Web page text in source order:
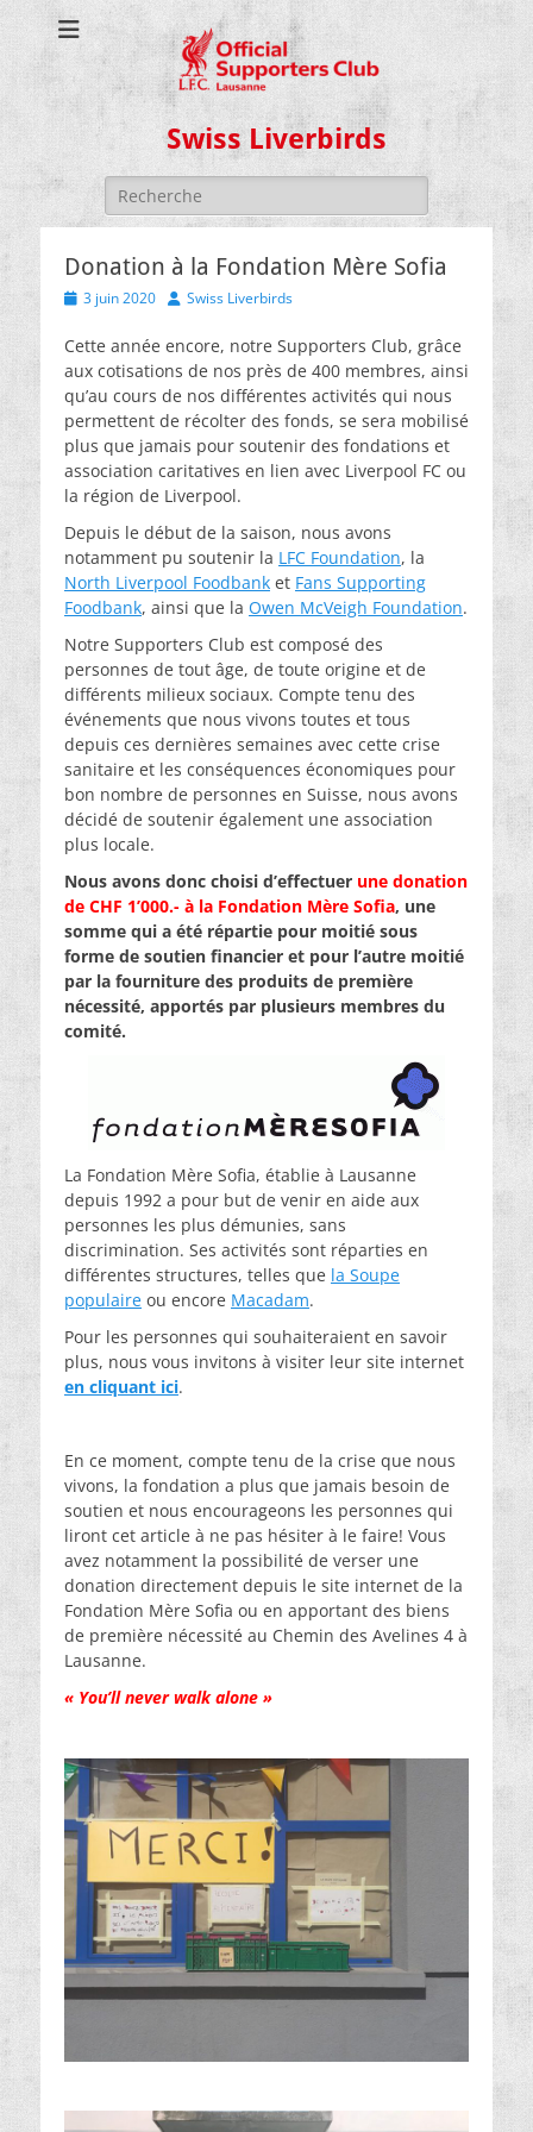
Swiss Liverbirds
Rechercher :
Donation à la Fondation Mère Sofia
Posted3 juin 2020 Author
Swiss Liverbirds
Cette année encore, notre Supporters Club, grâce
aux cotisations de nos près de 400 membres, ainsi
qu’au cours de nos différentes activités qui nous
permettent de récolter des fonds, se sera mobilisé
plus que jamais pour soutenir des fondations et
association caritatives en lien avec Liverpool FC ou
la région de Liverpool.
Depuis le début de la saison, nous avons
notamment pu soutenir la LFC Foundation, la
North Liverpool Foodbank et Fans Supporting
Foodbank, ainsi que la Owen McVeigh Foundation.
Notre Supporters Club est composé des
personnes de tout âge, de toute origine et de
différents milieux sociaux. Compte tenu des
événements que nous vivons toutes et tous
depuis ces dernières semaines avec cette crise
sanitaire et les conséquences économiques pour
bon nombre de personnes en Suisse, nous avons
décidé de soutenir également une association
plus locale.
Nous avons donc choisi d’effectuer une donation
de CHF 1’000.- à la Fondation Mère Sofia, une
somme qui a été répartie pour moitié sous
forme de soutien financier et pour l’autre moitié
par la fourniture des produits de première
nécessité, apportés par plusieurs membres du
comité.
La Fondation Mère Sofia, établie à Lausanne
depuis 1992 a pour but de venir en aide aux
personnes les plus démunies, sans
discrimination. Ses activités sont réparties en
différentes structures, telles que la Soupe
populaire ou encore Macadam.
Pour les personnes qui souhaiteraient en savoir
plus, nous vous invitons à visiter leur site internet
en cliquant ici.
En ce moment, compte tenu de la crise que nous
vivons, la fondation a plus que jamais besoin de
soutien et nous encourageons les personnes qui
liront cet article à ne pas hésiter à le faire! Vous
avez notamment la possibilité de verser une
donation directement depuis le site internet de la
Fondation Mère Sofia ou en apportant des biens
de première nécessité au Chemin des Avelines 4 à
Lausanne.
« You’ll never walk alone »